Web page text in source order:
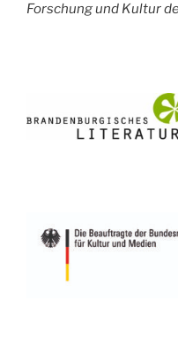
Forschung und Kultur